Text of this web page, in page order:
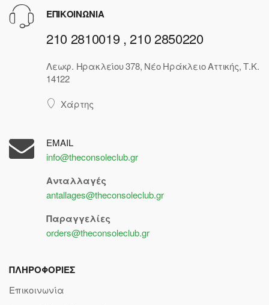
ΕΠΙΚΟΙΝΩΝΙΑ
210 2810019 , 210 2850220
Λεωφ. Ηρακλείου 378, Νέο Ηράκλειο Αττικής, Τ.Κ.
14122
Χάρτης
EMAIL
info@theconsoleclub.gr
Ανταλλαγές
antallages@theconsoleclub.gr
Παραγγελίες
orders@theconsoleclub.gr
ΠΛΗΡΟΦΟΡΙΕΣ
Επικοινωνία